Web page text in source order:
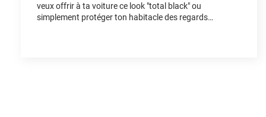
veux offrir à ta voiture ce look "total black" ou
simplement protéger ton habitacle des regards